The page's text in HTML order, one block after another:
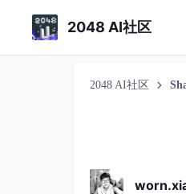
2048 AI社区
2048 AI社区